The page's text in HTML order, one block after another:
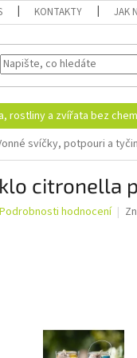
KONTAKTY JAK
rostliny a zvířata bez
svíčky, potpouri a
citronella
Podrobnosti hodnocení